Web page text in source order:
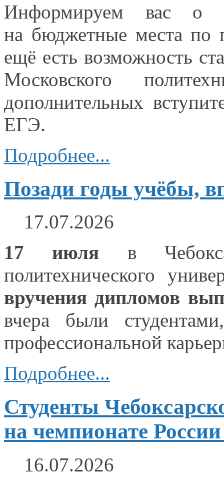
Информируем вас о
на бюджетные места по
ещё есть возможность
Московского
дополнительных
ЕГЭ.
Подробнее...
Позади годы учёбы,
17.07.2026
17 июля
в
политехнического
вручения дипломов
вчера были
профессиональной
Подробнее...
Студенты
на чемпионате
16.07.2026